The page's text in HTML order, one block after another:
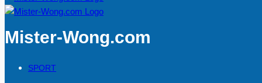
Mister-Wong.com
SPORT